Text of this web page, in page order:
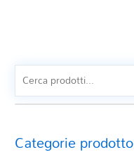
Categorie prodotto